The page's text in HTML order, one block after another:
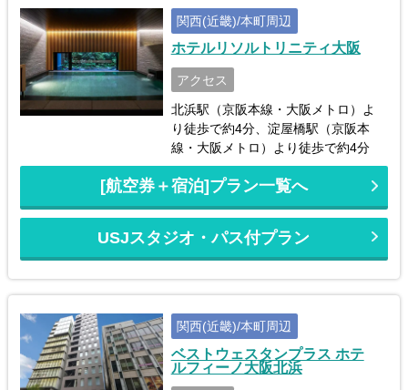
関西(近畿)/本町周辺
ホテルリソルトリニティ大阪
アクセス
北浜駅（京阪本線・大阪メトロ）よ
り徒歩で約4分、淀屋橋駅（京阪本
線・大阪メトロ）より徒歩で約4分
[航空券＋宿泊]プラン一覧へ
USJスタジオ・パス付プラン
関西(近畿)/本町周辺
ベストウェスタンプラス ホテ
ルフィーノ大阪北浜